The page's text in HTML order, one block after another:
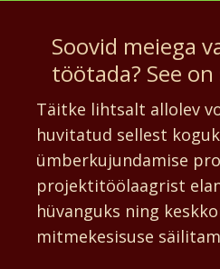
Soovid meiega
töötada? See
Täitke lihtsalt allolev
huvitatud sellest
ümberkujundamise
projektitöölaagrist
hüvanguks ning
mitmekesisuse